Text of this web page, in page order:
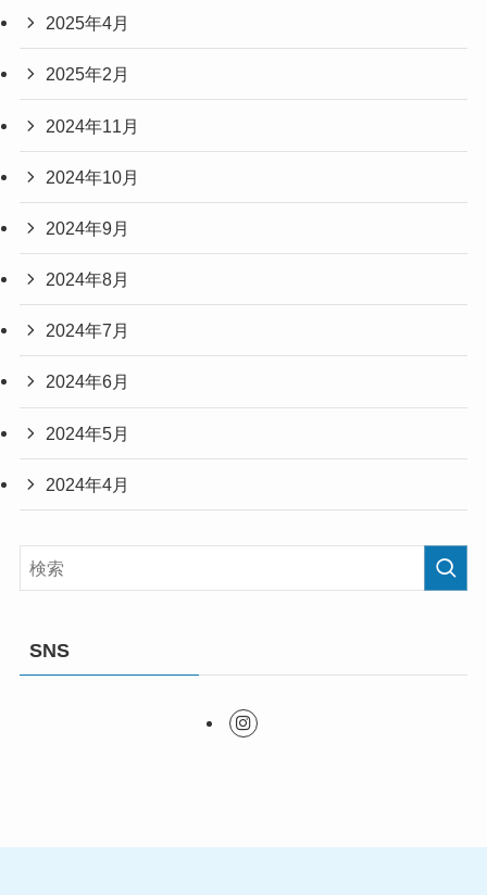
2025年4月
2025年2月
2024年11月
2024年10月
2024年9月
2024年8月
2024年7月
2024年6月
2024年5月
2024年4月
SNS